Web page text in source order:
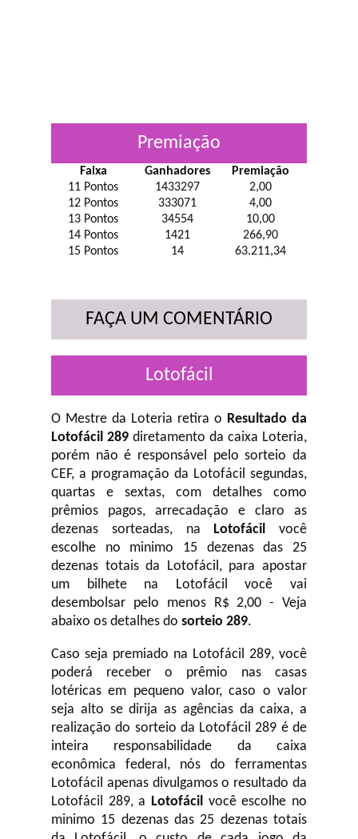
Premiação
Faixa Ganhadores
Premiação
11 Pontos
1433297
2,00
12 Pontos
333071
4,00
13 Pontos
34554
10,00
14 Pontos
1421
266,90
15 Pontos
14 63.211,34
FAÇA UM COMENTÁRIO
Lotofácil
O Mestre da Loteria retira o Resultado da
Lotofácil 289 diretamento da caixa Loteria,
porém não é responsável pelo sorteio da
CEF, a programação da Lotofácil segundas,
quartas e sextas, com detalhes como
prêmios pagos, arrecadação e claro as
dezenas sorteadas, na Lotofácil você
escolhe no minimo 15 dezenas das 25
dezenas totais da Lotofácil, para apostar
um bilhete na Lotofácil você vai
desembolsar pelo menos R$ 2,00 - Veja
abaixo os detalhes do sorteio 289.
Caso seja premiado na Lotofácil 289, você
poderá receber o prêmio nas casas
lotéricas em pequeno valor, caso o valor
seja alto se dirija as agências da caixa, a
realização do sorteio da Lotofácil 289 é de
inteira responsabilidade da caixa
econômica federal, nós do ferramentas
Lotofácil apenas divulgamos o resultado da
Lotofácil 289, a Lotofácil você escolhe no
minimo 15 dezenas das 25 dezenas totais